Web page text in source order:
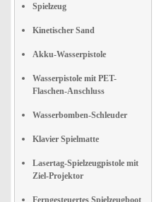
Spielzeug
Kinetischer Sand
Akku-Wasserpistole
Wasserpistole mit PET-
Flaschen-Anschluss
Wasserbomben-Schleuder
Klavier Spielmatte
Lasertag-Spielzeugpistole mit
Ziel-Projektor
Ferngesteuertes Spielzeugboot